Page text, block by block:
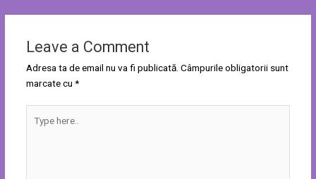
Leave a Comment
Adresa ta de email nu va fi publicată. Câmpurile obligatorii sunt
marcate cu *
here..